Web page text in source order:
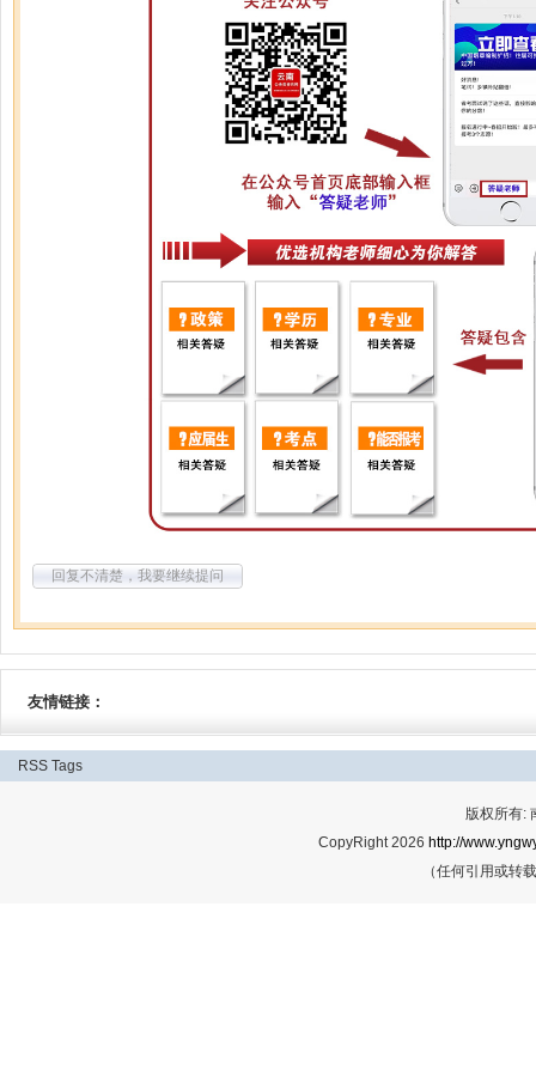
回复不清楚，我要继续提问
友情链接：
RSS Tags
版权所有:
CopyRight 2026 http://
（任何引用或转